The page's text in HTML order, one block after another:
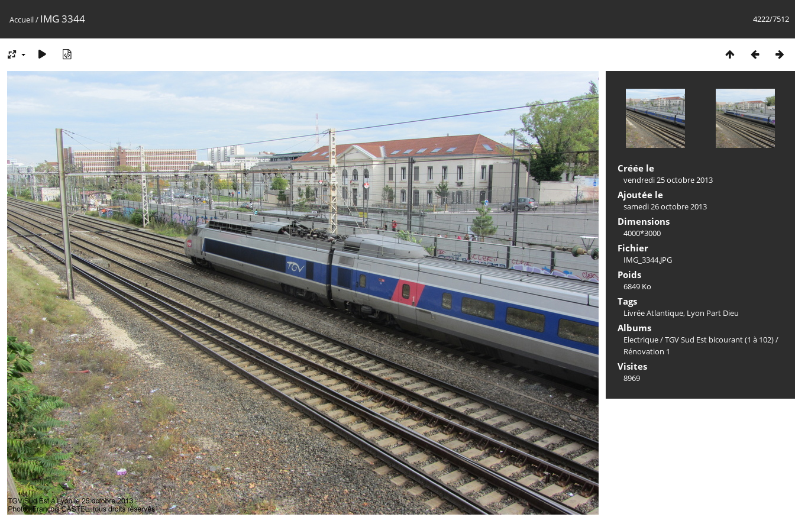
4222/7512
Accueil/ IMG 3344
Créée le
vendredi 25 octobre 2013
Ajoutée le
samedi 26 octobre 2013
Dimensions
4000*3000
Fichier
IMG_3344.JPG
Poids
6849 Ko
Tags
Livrée Atlantique, Lyon Part Dieu
Albums
Electrique/TGV Sud Est bicourant (1 à 102)/
Rénovation 1
Visites
8969